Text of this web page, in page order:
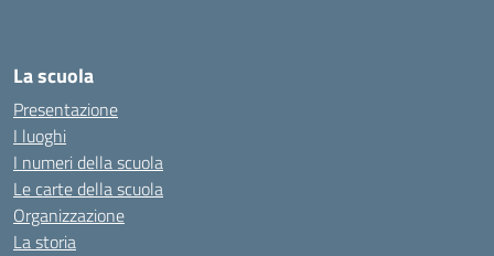
La scuola
Presentazione
I luoghi
I numeri della scuola
Le carte della scuola
Organizzazione
La storia